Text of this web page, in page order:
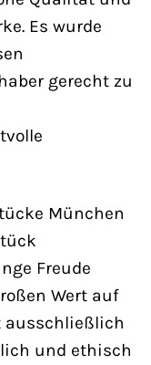
Es wurde
gerecht zu
München
Freude
Wert auf
ausschließlich
und ethisch